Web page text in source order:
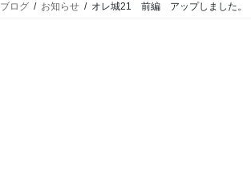
ブログ お知らせ オレ城21 前編 アップしました。